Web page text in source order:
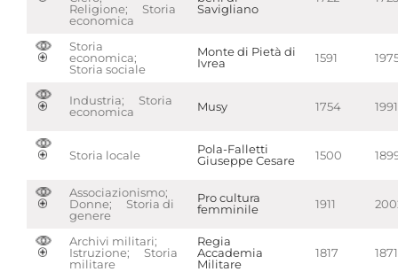
Religione; Storia
economica
Savigliano
Storia
economica;
Storia sociale
Monte di Pietà di
Ivrea
1591
Industria; Storia
economica
Musy 1754 1991
Storia locale
Pola-Falletti
Giuseppe Cesare
1500
Associazionismo;
Donne; Storia di
genere
Pro cultura
femminile
1911
Archivi militari;
Istruzione; Storia
militare
Regia
Accademia
Militare
1817 1871